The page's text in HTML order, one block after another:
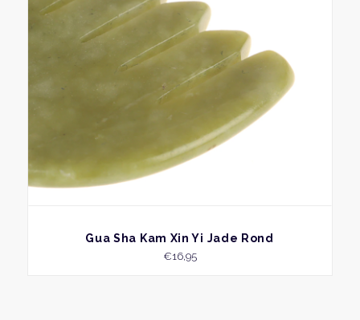
BEKIJK
Gua Sha Kam Xin Yi Jade Rond
€16,95